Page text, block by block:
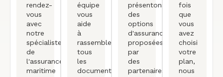
rendez-
vous
avec
notre
spécialiste
de
l'assurance
maritime
équipe
vous
aide
à
rassembler
tous
les
documents
présentons
des
options
d'assurance
proposées
par
des
partenaires
fois
que
vous
avez
choisi
votre
plan,
nous